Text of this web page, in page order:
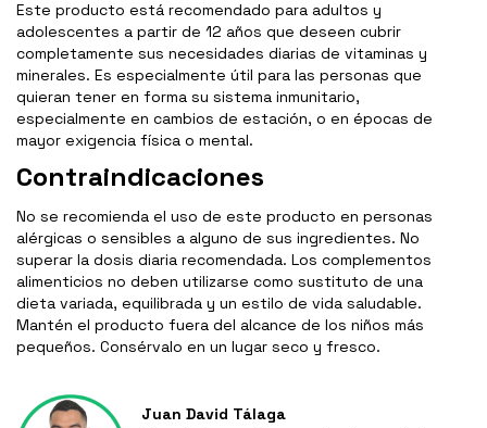
Este producto está recomendado para adultos y
adolescentes a partir de 12 años que deseen cubrir
completamente sus necesidades diarias de vitaminas y
minerales. Es especialmente útil para las personas que
quieran tener en forma su sistema inmunitario,
especialmente en cambios de estación, o en épocas de
mayor exigencia física o mental.
Contraindicaciones
No se recomienda el uso de este producto en personas
alérgicas o sensibles a alguno de sus ingredientes. No
superar la dosis diaria recomendada. Los complementos
alimenticios no deben utilizarse como sustituto de una
dieta variada, equilibrada y un estilo de vida saludable.
Mantén el producto fuera del alcance de los niños más
pequeños. Consérvalo en un lugar seco y fresco.
Juan David Tálaga